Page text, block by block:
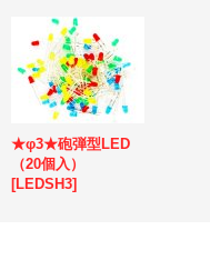
★φ3★砲弾型LED
（20個入）
[LEDSH3]